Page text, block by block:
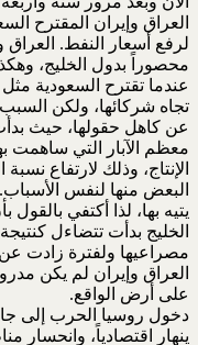
العراق وإيران المقترح
لرفع أسعار النفط.
محصوراً بدول الخليج،
عندما تقترح السعودية
تجاه شركائها، ولكن
عن كاهل حقولها، حيث بدأت
معظم الآبار التي ساهمت
الإنتاج، وذلك لارتفاع
البعض منها لنفس
يتيه بها، لذا أكتفي بالقول
الخليج بدأت تتضاءل
العراق وإيران لم يكن
على أرض الواقع.
دخول روسيا الحرب إلى
ينهار اقتصادياً، وانحسار